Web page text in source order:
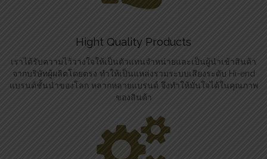
Hight Quality Products
เราได้รับความไว้วางใจให้เป็นตัวแทนจำหน่ายและเป็นผู้นำเข้าสินค้า
จากบริษัทผู้ผลิตโดยตรง ทำให้เป็นแหล่งรวมระบบเสียงระดับ Hi-end
แบรนด์ชั้นนำของโลก หลากหลายแบรนด์ จึงทำให้มั่นใจได้ในคุณภาพ
ของสินค้า